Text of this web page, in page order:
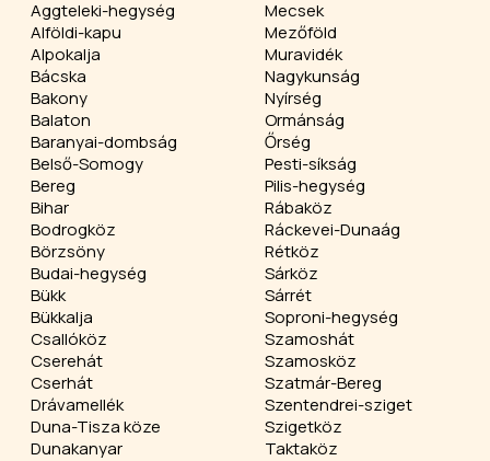
Aggteleki-hegység
Alföldi-kapu
Alpokalja
Bácska
Bakony
Balaton
Baranyai-dombság
Belső-Somogy
Bereg
Bihar
Bodrogköz
Börzsöny
Budai-hegység
Bükk
Bükkalja
Csallóköz
Cserehát
Cserhát
Drávamellék
Duna-Tisza köze
Dunakanyar
Mecsek
Mezőföld
Muravidék
Nagykunság
Nyírség
Ormánság
Őrség
Pesti-síkság
Pilis-hegység
Rábaköz
Ráckevei-Dunaág
Rétköz
Sárköz
Sárrét
Soproni-hegység
Szamoshát
Szamosköz
Szatmár-Bereg
Szentendrei-sziget
Szigetköz
Taktaköz